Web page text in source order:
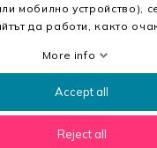
4 см
мобилно устройство),
да работи, както
More info
Accept all
Reject all